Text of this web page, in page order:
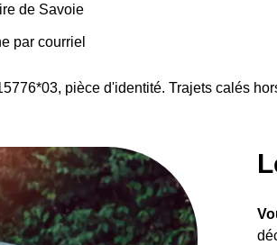
de Savoie
par courriel
pièce d'identité. Trajets calés